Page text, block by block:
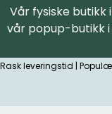
Hopp til innhold
Vår fysiske
vår popup-butikk
Rask leveringstid |